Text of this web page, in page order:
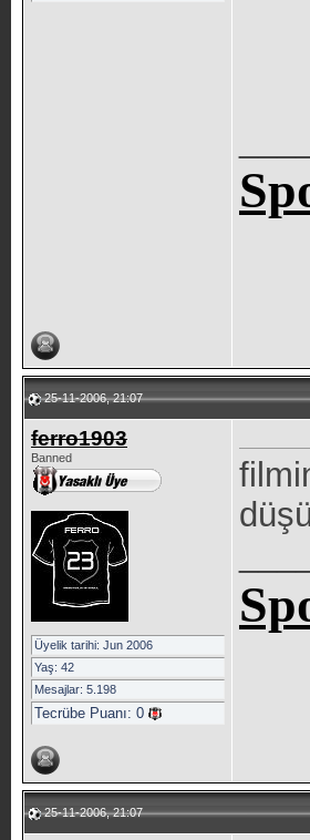
25-11-2006, 21:07
ferro1903
Banned
Üyelik tarihi: Jun 2006
Yaş: 42
Mesajlar: 5.198
Tecrübe Puanı: 0
25-11-2006, 21:07